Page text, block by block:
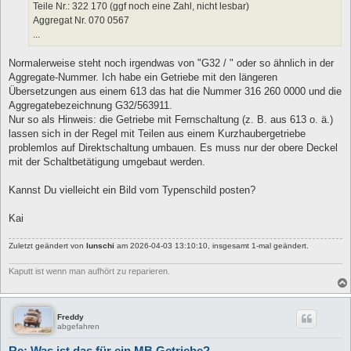
Teile Nr.: 322 170 (ggf noch eine Zahl, nicht lesbar)
Aggregat Nr. 070 0567
...
Normalerweise steht noch irgendwas von "G32 / " oder so ähnlich in der
Aggregate-Nummer. Ich habe ein Getriebe mit den längeren
Übersetzungen aus einem 613 das hat die Nummer 316 260 0000 und die
Aggregatebezeichnung G32/563911.
Nur so als Hinweis: die Getriebe mit Fernschaltung (z. B. aus 613 o. ä.)
lassen sich in der Regel mit Teilen aus einem Kurzhaubergetriebe
problemlos auf Direktschaltung umbauen. Es muss nur der obere Deckel
mit der Schaltbetätigung umgebaut werden.
Kannst Du vielleicht ein Bild vom Typenschild posten?
Kai
Zuletzt geändert von lunschi am 2026-04-03 13:10:10, insgesamt 1-mal geändert.
Kaputt ist wenn man aufhört zu reparieren.
Freddy
abgefahren